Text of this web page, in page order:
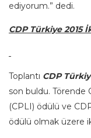
ediyorum.” dedi.
CDP Türkiye
Toplantı CDP
son buldu. Törende
(CPLI) ödülü ve
ödülü olmak üzere